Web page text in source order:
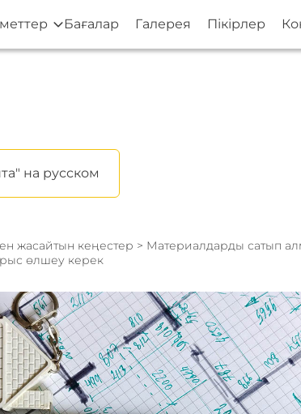
Бағалар Галерея Пікірлер
на русском
жасайтын кеңестер > Материалдарды сатып
өлшеу керек